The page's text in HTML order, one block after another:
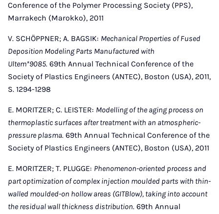
Conference of the Polymer Processing Society (PPS),
Marrakech (Marokko), 2011
V. SCHÖPPNER; A. BAGSIK: Mechanical Properties of Fused
Deposition Modeling Parts Manufactured with
Ultem*9085. 69th Annual Technical Conference of the
Society of Plastics Engineers (ANTEC), Boston (USA), 2011,
S. 1294-1298
E. MORITZER; C. LEISTER: Modelling of the aging process on
thermoplastic surfaces after treatment with an atmospheric-
pressure plasma. 69th Annual Technical Conference of the
Society of Plastics Engineers (ANTEC), Boston (USA), 2011
E. MORITZER; T. PLUGGE: Phenomenon-oriented process and
part optimization of complex injection moulded parts with thin-
walled moulded-on hollow areas (GITBlow), taking into account
the residual wall thickness distribution. 69th Annual